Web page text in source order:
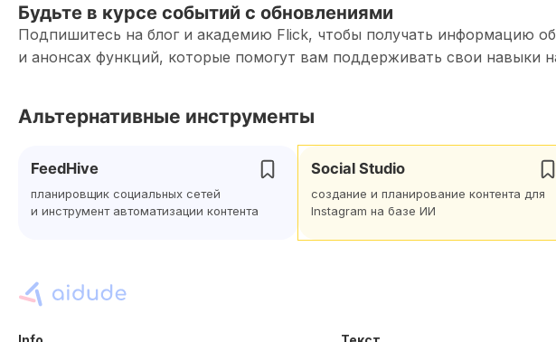
Будьте в курсе событий с обновлениями
Подпишитесь на блог и академию Flick, чтобы получать информацию
и анонсах функций, которые помогут вам поддерживать свои навыки
Альтернативные инструменты
FeedHive
планировщик социальных сетей
и инструмент автоматизации контента
Social Studio
создание и планирование контента для
Instagram на базе ИИ